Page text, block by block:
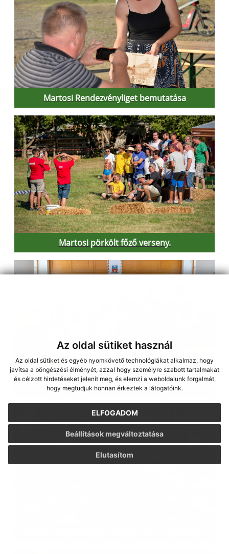
Az oldal sütiket használ
Az oldal sütiket és egyéb nyomkövető technológiákat alkalmaz, hogy
javítsa a böngészési élményét, azzal hogy személyre szabott tartalmakat
és célzott hirdetéseket jelenít meg, és elemzi a weboldalunk forgalmát,
hogy megtudjuk honnan érkeztek a látogatóink.
ELFOGADOM
Elutasítom
Beállítások megváltoztatása
Martosi Rendezvényliget bemutatása
Martosi pörkölt főző verseny.
Konfirmáció 2020.07.26.